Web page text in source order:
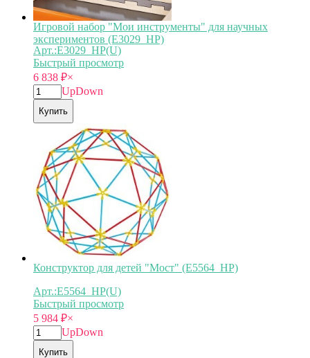
Игровой набор "Мои инструменты" для научных
экспериментов (E3029_HP)
Арт.:E3029_HP(U)
Быстрый просмотр
6 838 ₽×
UpDown
Купить
Конструктор для детей "Мост" (E5564_HP)
Арт.:E5564_HP(U)
Быстрый просмотр
5 984 ₽×
UpDown
Купить